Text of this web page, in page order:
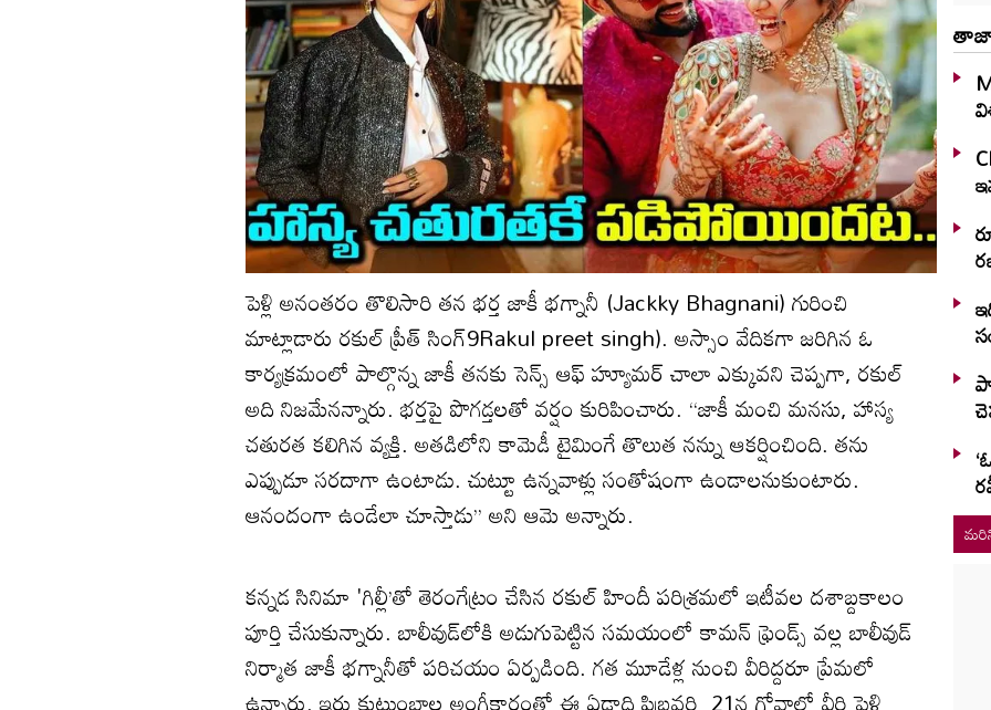
పెళ్లి అనంతరం తొలిసారి తన భర్త జాకీ భగ్నానీ (Jackky Bhagnani) గురించి
మాట్లాడారు రకుల్‌ ప్రీత్‌ సింగ్‌9Rakul preet singh). అస్సాం వేదికగా జరిగిన ఓ
కార్యక్రమంలో పాల్గొన్న జాకీ తనకు సెన్స్‌ ఆఫ్‌ హ్యూమర్‌ చాలా ఎక్కువని చెప్పగా, రకుల్‌
అది నిజమేనన్నారు. భర్తపై పొగడ్తలతో వర్షం కురిపించారు. ‘‘జాకీ మంచి మనసు, హాస్య
చతురత కలిగిన వ్యక్తి. అతడిలోని కామెడీ టైమింగే తొలుత నన్ను ఆకర్షించింది. తను
ఎప్పుడూ సరదాగా ఉంటాడు. చుట్టూ ఉన్నవాళ్లు సంతోషంగా ఉండాలనుకుంటారు.
ఆనందంగా ఉండేలా చూస్తాడు’’ అని ఆమె అన్నారు.
కన్నడ సినిమా 'గిల్లీ’తో తెరంగేట్రం చేసిన రకుల్‌ హిందీ పరిశ్రమలో ఇటీవల దశాబ్దకాలం
పూర్తి చేసుకున్నారు. బాలీవుడ్‌లోకి అడుగుపెట్టిన సమయంలో కామన్‌ ఫ్రెండ్స్‌ వల్ల బాలీవుడ్‌
నిర్మాత జాకీ భగ్నానీతో పరిచయం ఏర్పడింది. గత మూడేళ్ల నుంచి వీరిద్దరూ ప్రేమలో
తాజా